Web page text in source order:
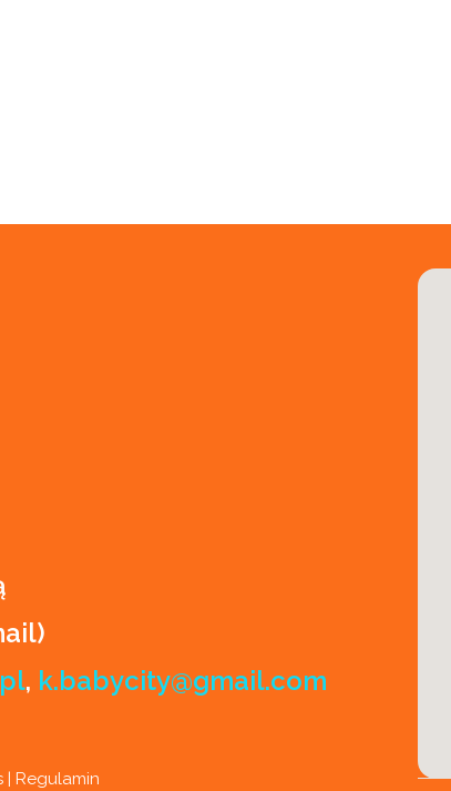
, k.babycity@gmail.com
| Regulamin